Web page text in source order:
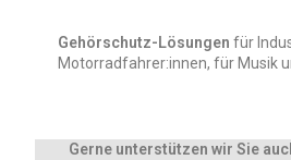
Gehörschutz-Lösungen für
Motorradfahrer:innen, für Musik
Gerne unterstützen wir Sie